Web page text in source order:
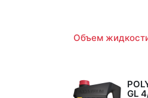
Объем
GL